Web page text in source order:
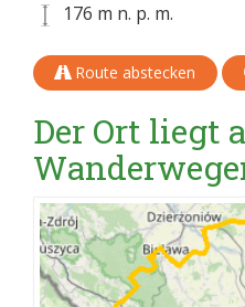
176 m n. p. m.
Route abstecken
Der Ort liegt